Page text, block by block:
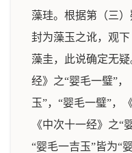
藻珪。根据第（三
封为藻玉之讹，观
藻圭，此说确定无
经》之“婴毛一璧”
玉”，“婴毛一璧”，
《中次十一经》之“
“婴毛一吉玉”皆为“